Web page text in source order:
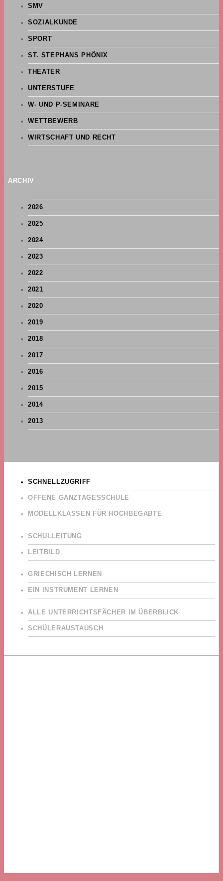
SMV
SOZIALKUNDE
SPORT
ST. STEPHANS PHÖNIX
THEATER
UNTERSTUFE
W- UND P-SEMINARE
WETTBEWERB
WIRTSCHAFT UND RECHT
ARCHIV
2026
2025
2024
2023
2022
2021
2020
2019
2018
2017
2016
2015
2014
2013
SCHNELLZUGRIFF
OFFENE GANZTAGESSCHULE
MODELLKLASSEN FÜR HOCHBEGABTE
SCHULLEITUNG
LEITBILD
GRIECHISCH LERNEN
EIN INSTRUMENT LERNEN
ALLE UNTERRICHTSFÄCHER IM ÜBERBLICK
SCHÜLERAUSTAUSCH